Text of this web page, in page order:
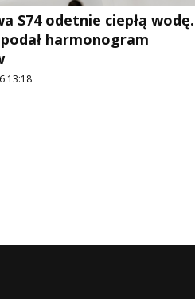
S74 odetnie ciepłą wodę.
podał harmonogram
13:18